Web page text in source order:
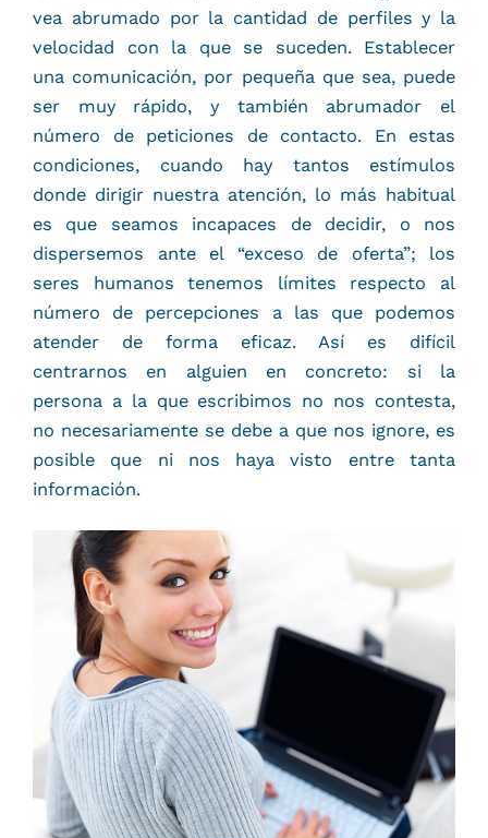
vea abrumado por la cantidad de perfiles y la
velocidad con la que se suceden. Establecer
una comunicación, por pequeña que sea, puede
ser muy rápido, y también abrumador el
número de peticiones de contacto. En estas
condiciones, cuando hay tantos estímulos
donde dirigir nuestra atención, lo más habitual
es que seamos incapaces de decidir, o nos
dispersemos ante el “exceso de oferta”; los
seres humanos tenemos límites respecto al
número de percepciones a las que podemos
atender de forma eficaz. Así es difícil
centrarnos en alguien en concreto: si la
persona a la que escribimos no nos contesta,
no necesariamente se debe a que nos ignore, es
posible que ni nos haya visto entre tanta
información.